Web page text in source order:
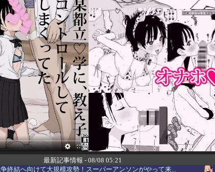
最新記事情報 - 08/08 05:21
争終結へ向けて大規模攻勢！スーパーアンソンがやって来...